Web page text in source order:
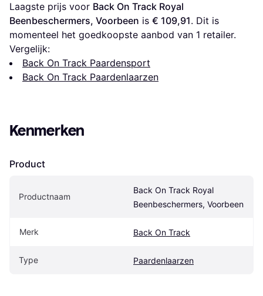
Laagste prijs voor Back On Track Royal
Beenbeschermers, Voorbeen is € 109,91. Dit is
momenteel het goedkoopste aanbod van 1 retailer.
Vergelijk:
Back On Track Paardensport
Back On Track Paardenlaarzen
Kenmerken
Product
Productnaam
Back On Track Royal
Beenbeschermers, Voorbeen
Merk Back On Track
Type Paardenlaarzen